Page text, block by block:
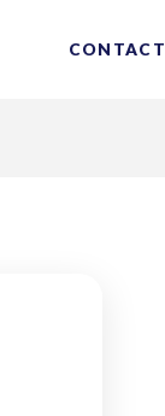
CONTACT